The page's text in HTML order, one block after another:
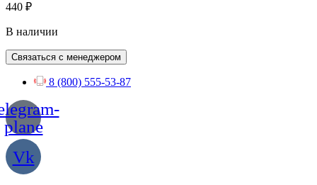
440 ₽
В наличии
Связаться с менеджером
8 (800) 555-53-87
plane
Vk